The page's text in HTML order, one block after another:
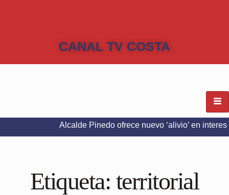
CANAL TV COSTA
Alcalde Pinedo ofrece nuevo ‘alivio’ en intereses del
Etiqueta: territorial